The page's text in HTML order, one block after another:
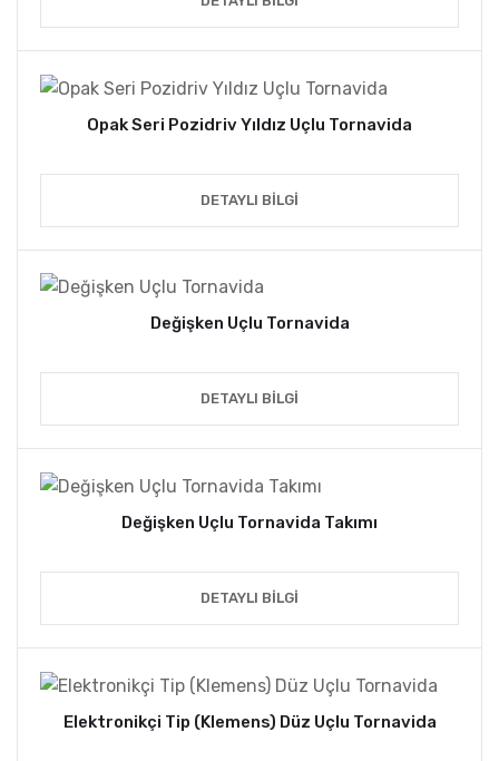
Opak Seri Pozidriv Yıldız Uçlu Tornavida
DETAYLI BILGI
Değişken Uçlu Tornavida
DETAYLI BILGI
Değişken Uçlu Tornavida Takımı
DETAYLI BILGI
Elektronikçi Tip (Klemens) Düz Uçlu Tornavida